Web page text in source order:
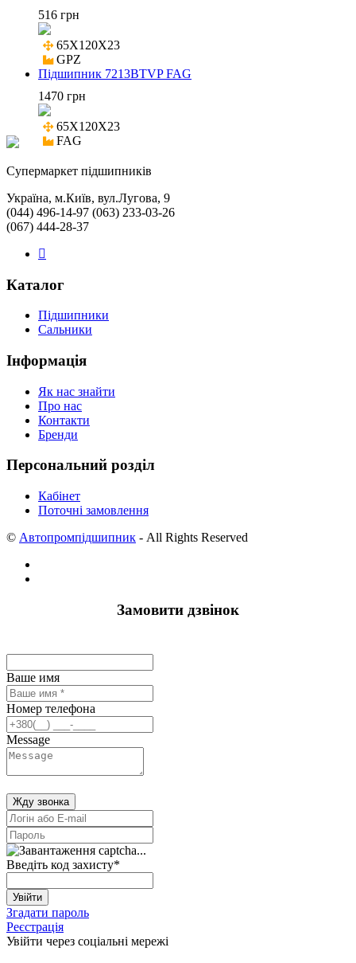
516 грн
65X120X23
GPZ
Підшипник 7213BTVP FAG
1470 грн
65X120X23
FAG
Cупермаркет підшипників
Україна, м.Київ, вул.Лугова, 9
(044) 496-14-97 (063) 233-03-26
(067) 444-28-37
Каталог
Підшипники
Сальники
Інформація
Як нас знайти
Про нас
Контакти
Бренди
Персональний розділ
Кабінет
Поточні замовлення
© Автопромпідшипник - All Rights Reserved
Замовити дзвінок
Ваше имя
Номер телефона
Message
Жду звонка
Введіть код захисту*
Увійти
Згадати пароль
Реєстрація
Увійти через соціальні мережі